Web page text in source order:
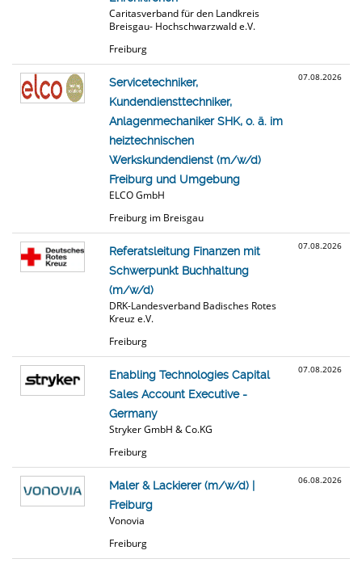
Caritasverband für den Landkreis
Breisgau- Hochschwarzwald e.V.
Freiburg
07.08.2026
Servicetechniker,
Kundendiensttechniker,
Anlagenmechaniker SHK, o. ä. im
heiztechnischen
Werkskundendienst (m/w/d)
Freiburg und Umgebung
ELCO GmbH
Freiburg im Breisgau
07.08.2026
Referatsleitung Finanzen mit
Schwerpunkt Buchhaltung
(m/w/d)
DRK-Landesverband Badisches Rotes
Kreuz e.V.
Freiburg
07.08.2026
Enabling Technologies Capital
Sales Account Executive -
Germany
Stryker GmbH & Co.KG
Freiburg
06.08.2026
Maler & Lackierer (m/w/d) |
Freiburg
Vonovia
Freiburg